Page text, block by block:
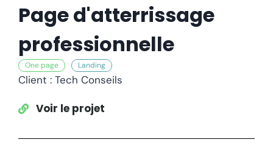
Page d'atterrissage
professionnelle
One page Landing
Client : Tech Conseils
Voir le projet